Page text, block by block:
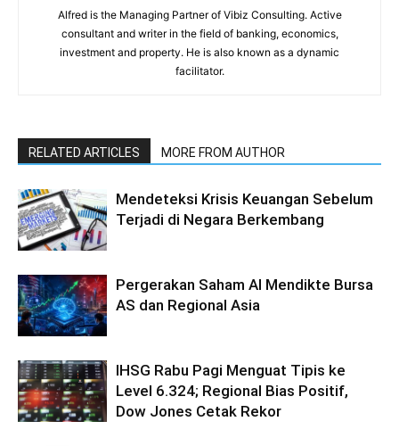
Alfred is the Managing Partner of Vibiz Consulting. Active
consultant and writer in the field of banking, economics,
investment and property. He is also known as a dynamic
facilitator.
RELATED ARTICLES MORE FROM AUTHOR
Mendeteksi Krisis Keuangan Sebelum
Terjadi di Negara Berkembang
Pergerakan Saham AI Mendikte Bursa
AS dan Regional Asia
IHSG Rabu Pagi Menguat Tipis ke
Level 6.324; Regional Bias Positif,
Dow Jones Cetak Rekor